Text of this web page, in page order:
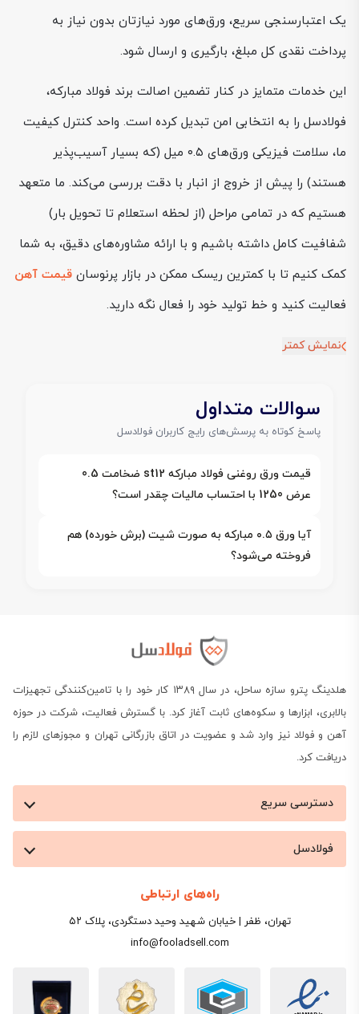
یک اعتبارسنجی سریع، ورق‌های مورد نیازتان بدون نیاز به
پرداخت نقدی کل مبلغ، بارگیری و ارسال شود.
این خدمات متمایز در کنار تضمین اصالت برند فولاد مبارکه،
فولادسل را به انتخابی امن تبدیل کرده است. واحد کنترل کیفیت
ما، سلامت فیزیکی ورق‌های ۰.۵ میل (که بسیار آسیب‌پذیر
هستند) را پیش از خروج از انبار با دقت بررسی می‌کند. ما متعهد
هستیم که در تمامی مراحل (از لحظه استعلام تا تحویل بار)
شفافیت کامل داشته باشیم و با ارائه مشاوره‌های دقیق، به شما
کمک کنیم تا با کمترین ریسک ممکن در بازار پرنوسان قیمت آهن
فعالیت کنید و خط تولید خود را فعال نگه دارید.
نمایش کمتر
سوالات متداول
پاسخ کوتاه به پرسش‌های رایج کاربران فولادسل
قیمت ورق روغنی فولاد مبارکه st12 ضخامت 0.5
عرض 1250 با احتساب مالیات چقدر است؟
آیا ورق ۰.۵ مبارکه به صورت شیت (برش خورده) هم
فروخته می‌شود؟
هلدینگ پترو سازه ساحل، در سال ۱۳۸۹ کار خود را با تامین‌کنندگی تجهیزات
بالابری، ابزارها و سکوه‌های ثابت آغاز کرد. با گسترش فعالیت، شرکت در حوزه
آهن و فولاد نیز وارد شد و عضویت در اتاق بازرگانی تهران و مجوزهای لازم را
دریافت کرد.
دسترسی سریع
فولادسل
راه‌های ارتباطی
تهران، ظفر | خیابان شهید وحید دستگردی، پلاک ۵۲
info@fooladsell.com